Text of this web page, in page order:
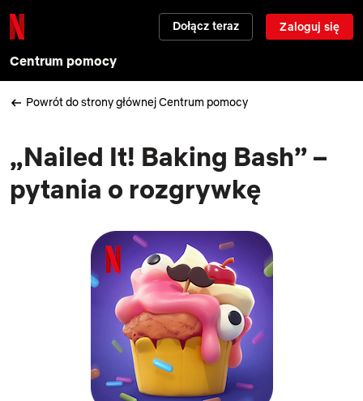
Dołącz teraz Zaloguj się
Centrum pomocy
Powrót do strony głównej Centrum pomocy
„Nailed It! Baking Bash” –
pytania o rozgrywkę